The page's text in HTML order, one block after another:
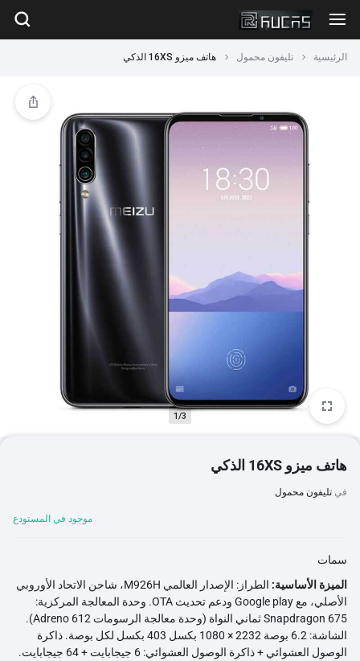
الرئيسية تليفون محمول هاتف ميزو 16XS الذكي
1/3
هاتف ميزو 16XS الذكي
في تليفون محمول
موجود في المستودع
سمات
الميزة الأساسية:
الطراز: الإصدار العالمي M926H، شاحن الاتحاد الأوروبي
الأصلي، مع Google play ودعم تحديث OTA. وحدة المعالجة المركزية:
Snapdragon 675 ثماني النواة (وحدة معالجة الرسومات Adreno 612).
الشاشة: 6.2 بوصة 2232 × 1080 بكسل 403 بكسل لكل بوصة. ذاكرة
الوصول العشوائي + ذاكرة الوصول العشوائي: 6 جيجابايت + 64 جيجابايت.